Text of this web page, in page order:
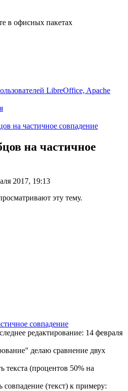
в офисных пакетах
LibreOffice, Apache
на частичное совпадение
на частичное
2017, 19:13
эту тему.
совпадение
редактирование: 14 февраля
делаю сравнение двух
текста (процентов 50% на
совпадение (текст) к примеру: